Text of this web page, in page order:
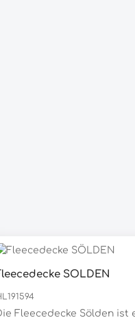
gewünschten
SÖLDEN
Fleecedecke Sölden ist